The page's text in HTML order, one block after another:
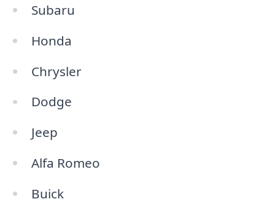
Subaru
Honda
Chrysler
Dodge
Jeep
Alfa Romeo
Buick